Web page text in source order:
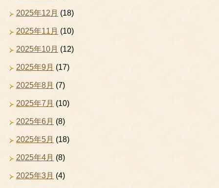
2025年12月 (18)
2025年11月 (10)
2025年10月 (12)
2025年9月 (17)
2025年8月 (7)
2025年7月 (10)
2025年6月 (8)
2025年5月 (18)
2025年4月 (8)
2025年3月 (4)